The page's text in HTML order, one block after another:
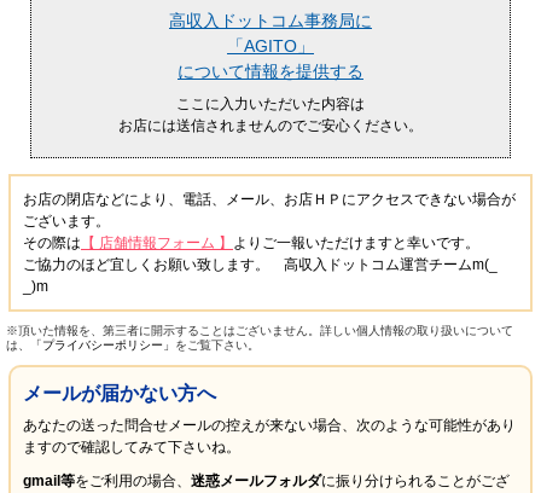
高収入ドットコム事務局に
「AGITO」
について情報を提供する
ここに入力いただいた内容は
お店には送信されませんのでご安心ください。
お店の閉店などにより、電話、メール、お店ＨＰにアクセスできない場合が
ございます。
その際は 【 店舗情報フォーム 】 よりご一報いただけますと幸いです。
ご協力のほど宜しくお願い致します。 高収入ドットコム運営チームm(_
_)m
※頂いた情報を、第三者に開示することはございません。詳しい個人情報の取り扱いについて
は、
「プライバシーポリシー」 をご覧下さい。
メールが届かない方へ
あなたの送った問合せメールの控えが来ない場合、次のような可能性があり
ますので確認してみて下さいね。
gmail等をご利用の場合、 迷惑メールフォルダに振り分けられることがござ